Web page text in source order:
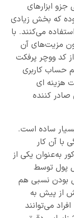
ابزارهای
که بخش زیادی
می‌کنند. با
مزیت‌های آن
کد ووچر پرفکت
حساب کاربری
هزینه ای
صادر کننده
ساده است.
با آن کار
به‌عنوان یکی از
پول توسط
بودن نسبی هم
از پیش به
می‌توانند